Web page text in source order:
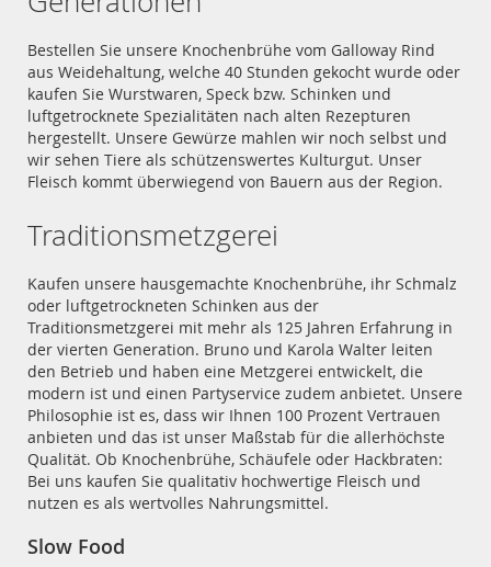
Bestellen Sie unsere Knochenbrühe vom Galloway Rind
aus Weidehaltung, welche 40 Stunden gekocht wurde oder
kaufen Sie Wurstwaren, Speck bzw. Schinken und
luftgetrocknete Spezialitäten nach alten Rezepturen
hergestellt. Unsere Gewürze mahlen wir noch selbst und
wir sehen Tiere als schützenswertes Kulturgut. Unser
Fleisch kommt überwiegend von Bauern aus der Region.
Traditionsmetzgerei
Kaufen unsere hausgemachte Knochenbrühe, ihr Schmalz
oder luftgetrockneten Schinken aus der
Traditionsmetzgerei mit mehr als 125 Jahren Erfahrung in
der vierten Generation. Bruno und Karola Walter leiten
den Betrieb und haben eine Metzgerei entwickelt, die
modern ist und einen Partyservice zudem anbietet. Unsere
Philosophie ist es, dass wir Ihnen 100 Prozent Vertrauen
anbieten und das ist unser Maßstab für die allerhöchste
Qualität. Ob Knochenbrühe, Schäufele oder Hackbraten:
Bei uns kaufen Sie qualitativ hochwertige Fleisch und
nutzen es als wertvolles Nahrungsmittel.
Slow Food